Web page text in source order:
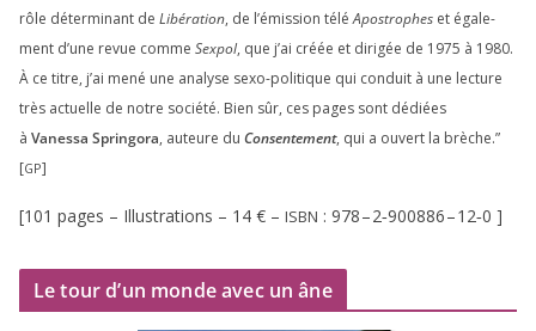
rôle déter­mi­nant de Libération, de l’émission téléApostrophes et éga­le­
ment d’une revue comme Sexpol, que j’ai créée et diri­gée de 1975 à 1980.
À ce titre, j’ai mené une ana­lyse sexo-poli­tique qui conduit à une lec­ture
très actuelle de notre socié­té. Bien sûr, ces pages sont dédiées
à Vanessa Springora, auteure du Consentement, qui a ouvert la brèche.”
[GP]
[101 pages – Illustrations – 14 € – ISBN : 978–2‑900886–12‑0 ]
Le tour d’un monde avec un âne